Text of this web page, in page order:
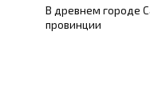
В древнем городе
провинции